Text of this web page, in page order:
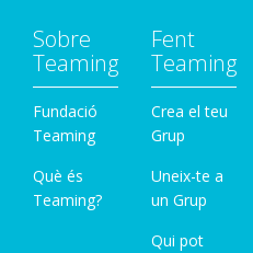
Sobre
Teaming
Fundació
Teaming
Què és
Teaming?
Fent
Teaming
Crea el teu
Grup
Uneix-te a
un Grup
Qui pot